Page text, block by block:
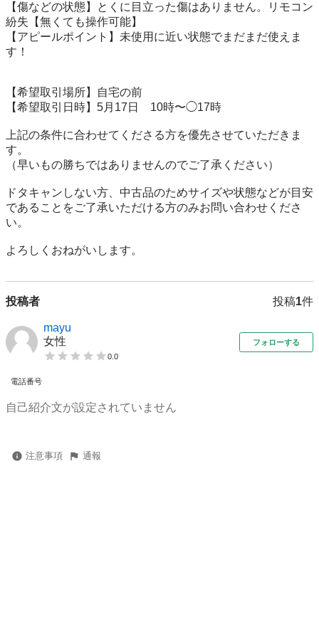
【傷などの状態】とくに目立った傷はありません。リモコン
紛失【無くても操作可能】
【アピールポイント】未使用に近い状態でまだまだ使えま
す！
【希望取引場所】自宅の前
【希望取引日時】5月17日　10時〜◯17時
上記の条件に合わせてくださる方を優先させていただきま
す。
（早いもの勝ちではありませんのでご了承ください）
ドタキャンしない方、中古品のためサイズや状態などが目安
であることをご了承いただける方のみお問い合わせくださ
い。
よろしくおねがいします。
投稿者 投稿1件
mayu
女性
0.0
フォローする
電話番号
自己紹介文が設定されていません
注意事項 通報